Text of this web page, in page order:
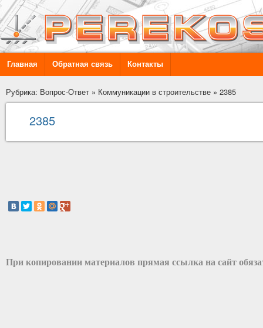
Главная Обратная связь Контакты
Рубрика: Вопрос-Ответ » Коммуникации в строительстве » 2385
2385
При копировании материалов прямая ссылка на сайт